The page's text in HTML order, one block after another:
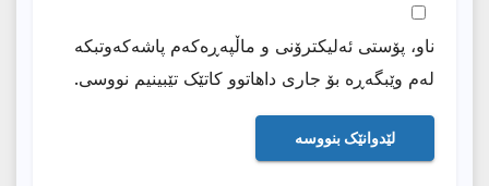
ناو، پۆستی ئەلیکترۆنی و ماڵپەڕەکەم پاشەکەوتبکە
لەم وێبگەڕە بۆ جاری داهاتوو کاتێک تێبینیم نووسی.